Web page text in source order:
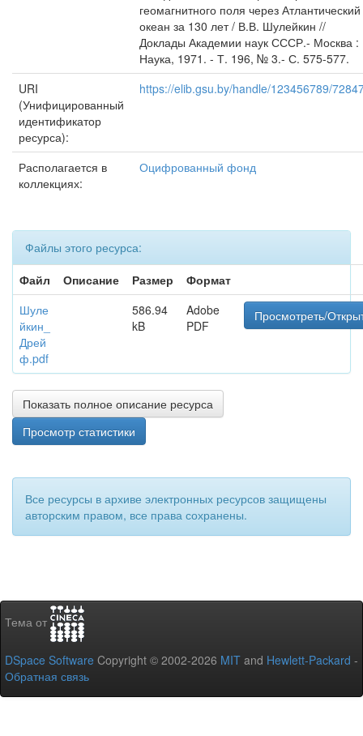
геомагнитного поля через Атлантический
океан за 130 лет / В.В. Шулейкин //
Доклады Академии наук СССР.- Москва :
Наука, 1971. - Т. 196, № 3.- С. 575-577.
URI
(Унифицированный
идентификатор
ресурса):
https://elib.gsu.by/handle/123456789/
Располагается в
коллекциях:
Оцифрованный фонд
Файлы этого ресурса:
Файл
Описание Размер
Формат
Шуле
йкин_
Дрей
ф.pdf
586.94
kB
Adobe
PDF
Просмотреть/
Показать полное описание ресурса
Просмотр статистики
Все ресурсы в архиве электронных ресурсов защищены
авторским правом, все права сохранены.
Тема от
DSpace Software Copyright © 2002-2026 MIT and Hewlett-Packard -
Обратная связь